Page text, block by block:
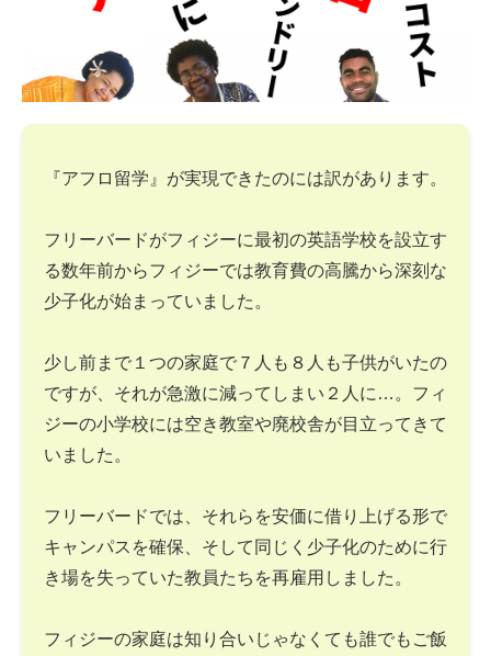
『アフロ留学』が実現できたのには訳があります。
フリーバードがフィジーに最初の英語学校を設立す
る数年前からフィジーでは教育費の高騰から深刻な
少子化が始まっていました。
少し前まで１つの家庭で７人も８人も子供がいたの
ですが、それが急激に減ってしまい２人に…。フィ
ジーの小学校には空き教室や廃校舎が目立ってきて
いました。
フリーバードでは、それらを安価に借り上げる形で
キャンパスを確保、そして同じく少子化のために行
き場を失っていた教員たちを再雇用しました。
フィジーの家庭は知り合いじゃなくても誰でもご飯